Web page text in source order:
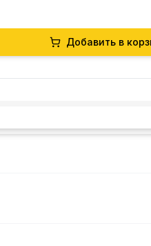
Добавить в